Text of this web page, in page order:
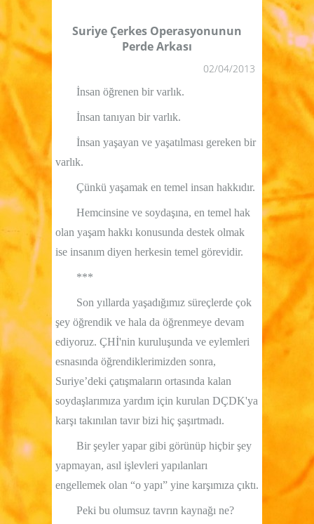
Suriye Çerkes Operasyonunun
Perde Arkası
02/04/2013
İnsan öğrenen bir varlık.
İnsan tanıyan bir varlık.
İnsan yaşayan ve yaşatılması gereken bir
varlık.
Çünkü yaşamak en temel insan hakkıdır.
Hemcinsine ve soydaşına, en temel hak
olan yaşam hakkı konusunda destek olmak
ise insanım diyen herkesin temel görevidir.
***
Son yıllarda yaşadığımız süreçlerde çok
şey öğrendik ve hala da öğrenmeye devam
ediyoruz. ÇHİ'nin kuruluşunda ve eylemleri
esnasında öğrendiklerimizden sonra,
Suriye’deki çatışmaların ortasında kalan
soydaşlarımıza yardım için kurulan DÇDK'ya
karşı takınılan tavır bizi hiç şaşırtmadı.
Bir şeyler yapar gibi görünüp hiçbir şey
yapmayan, asıl işlevleri yapılanları
engellemek olan “o yapı” yine karşımıza çıktı.
Peki bu olumsuz tavrın kaynağı ne?